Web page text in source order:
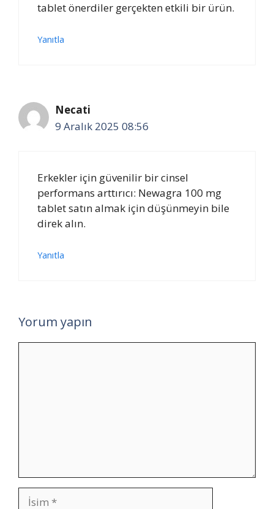
tablet önerdiler gerçekten etkili bir ürün.
Yanıtla
Necati
9 Aralık 2025 08:56
Erkekler için güvenilir bir cinsel
performans arttırıcı: Newagra 100 mg
tablet satın almak için düşünmeyin bile
direk alın.
Yanıtla
Yorum yapın
İsim